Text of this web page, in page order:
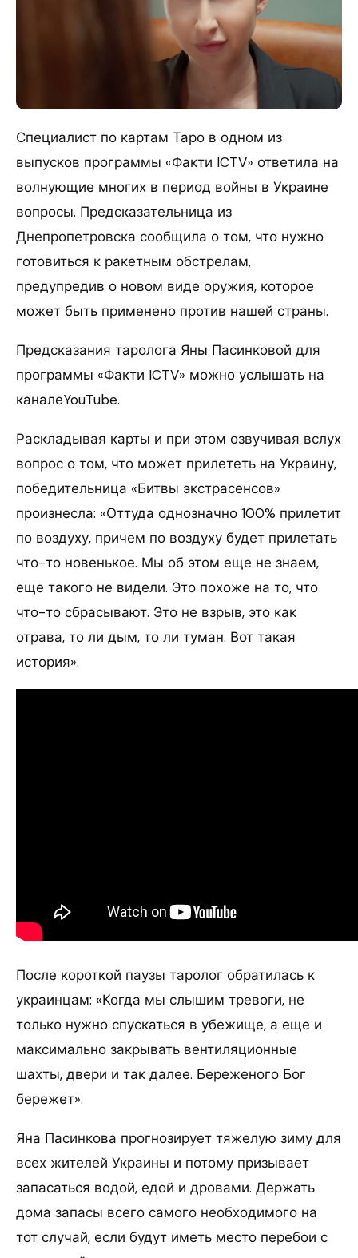
Специалист по картам Таро в одном из
выпусков программы «Факти ICTV» ответила на
волнующие многих в период войны в Украине
вопросы. Предсказательница из
Днепропетровска сообщила о том, что нужно
готовиться к ракетным обстрелам,
предупредив о новом виде оружия, которое
может быть применено против нашей страны.
Предсказания таролога Яны Пасинковой для
программы «Факти ICTV» можно услышать на
каналеYouTube.
Раскладывая карты и при этом озвучивая вслух
вопрос о том, что может прилететь на Украину,
победительница «Битвы экстрасенсов»
произнесла: «Оттуда однозначно 100% прилетит
по воздуху, причем по воздуху будет прилетать
что-то новенькое. Мы об этом еще не знаем,
еще такого не видели. Это похоже на то, что
что-то сбрасывают. Это не взрыв, это как
отрава, то ли дым, то ли туман. Вот такая
история».
После короткой паузы таролог обратилась к
украинцам: «Когда мы слышим тревоги, не
только нужно спускаться в убежище, а еще и
максимально закрывать вентиляционные
шахты, двери и так далее. Береженого Бог
бережет».
Яна Пасинкова прогнозирует тяжелую зиму для
всех жителей Украины и потому призывает
запасаться водой, едой и дровами. Держать
дома запасы всего самого необходимого на
тот случай, если будут иметь место перебои с